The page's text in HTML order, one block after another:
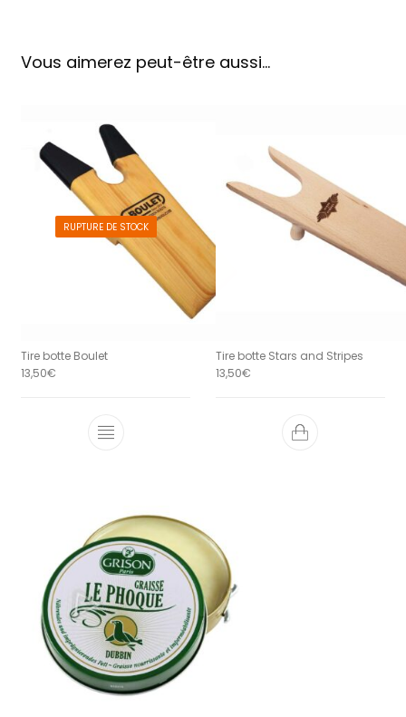
Vous aimerez peut-être aussi…
RUPTURE DE STOCK
Tire botte Boulet
13,50€
Tire botte Stars and Stripes
13,50€